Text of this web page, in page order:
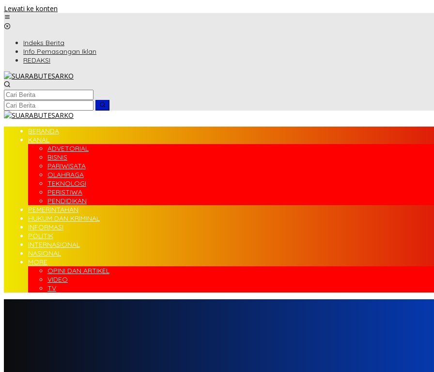
Lewati ke konten
Indeks Berita
Info Pemasangan Iklan
REDAKSI
BERANDA
KANAL
ADVETORIAL
BISNIS
PARIWISATA
OLAHRAGA
TEKNOLOGI
PERISTIWA
PENDIDIKAN
PEMERINTAHAN
HUKUM DAN KRIMINAL
INFORMASI
POLITIK
INTERNASIONAL
NASIONAL
MORE
OPINI DAN ARTIKEL
VIDEO
TV